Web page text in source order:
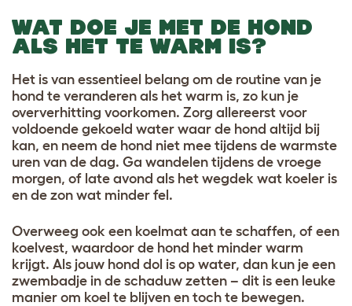
WAT DOE JE MET DE HOND
ALS HET TE WARM IS?
Het is van essentieel belang om de routine van je
hond te veranderen als het warm is, zo kun je
oververhitting voorkomen. Zorg allereerst voor
voldoende gekoeld water waar de hond altijd bij
kan, en neem de hond niet mee tijdens de warmste
uren van de dag. Ga wandelen tijdens de vroege
morgen, of late avond als het wegdek wat koeler is
en de zon wat minder fel.
Overweeg ook een koelmat aan te schaffen, of een
koelvest, waardoor de hond het minder warm
krijgt. Als jouw hond dol is op water, dan kun je een
zwembadje in de schaduw zetten – dit is een leuke
manier om koel te blijven en toch te bewegen.